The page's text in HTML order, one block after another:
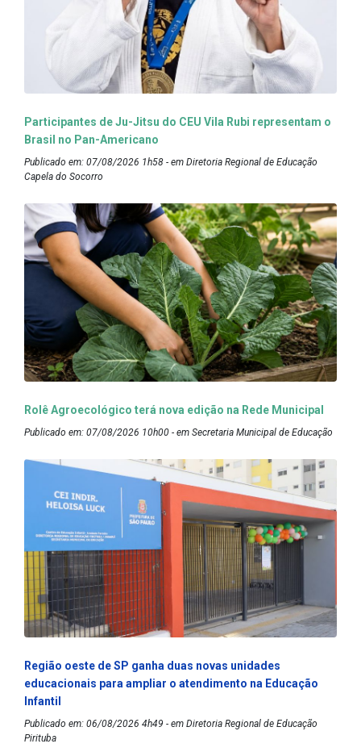
Participantes de Ju-Jitsu do CEU Vila Rubi representam o
Brasil no Pan-Americano
Publicado em: 07/08/2026 1h58 - em Diretoria Regional de Educação
Capela do Socorro
Rolê Agroecológico terá nova edição na Rede Municipal
Publicado em: 07/08/2026 10h00 - em Secretaria Municipal de Educação
Região oeste de SP ganha duas novas unidades
educacionais para ampliar o atendimento na Educação
Infantil
Publicado em: 06/08/2026 4h49 - em Diretoria Regional de Educação
Pirituba